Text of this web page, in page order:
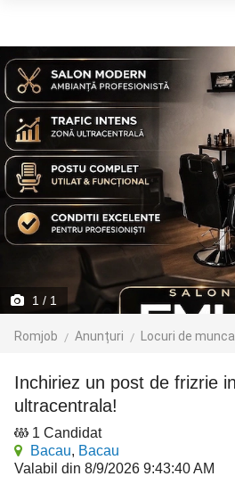
1 / 1
Romjob Anunțuri Locuri de munca
Inchiriez un post de frizrie in zona
ultracentrala!
1 Candidat
Bacau, Bacau
Valabil din 8/9/2026 9:43:40 AM